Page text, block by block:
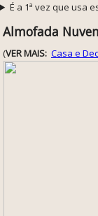
É a 1ª vez que usa
Almofada
(VER MAIS: Casa e